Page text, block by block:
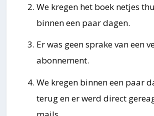
We kregen het boek netjes
binnen een paar dagen.
Er was geen sprake van een
abonnement.
We kregen binnen een paar
terug en er werd direct